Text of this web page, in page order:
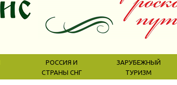
РОССИЯ И
СТРАНЫ СНГ
ЗАРУБЕЖНЫЙ
ТУРИЗМ